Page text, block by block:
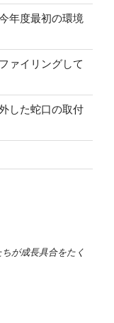
年度最初の環境
ァイリングして
した蛇口の取付
が成長具合をたく